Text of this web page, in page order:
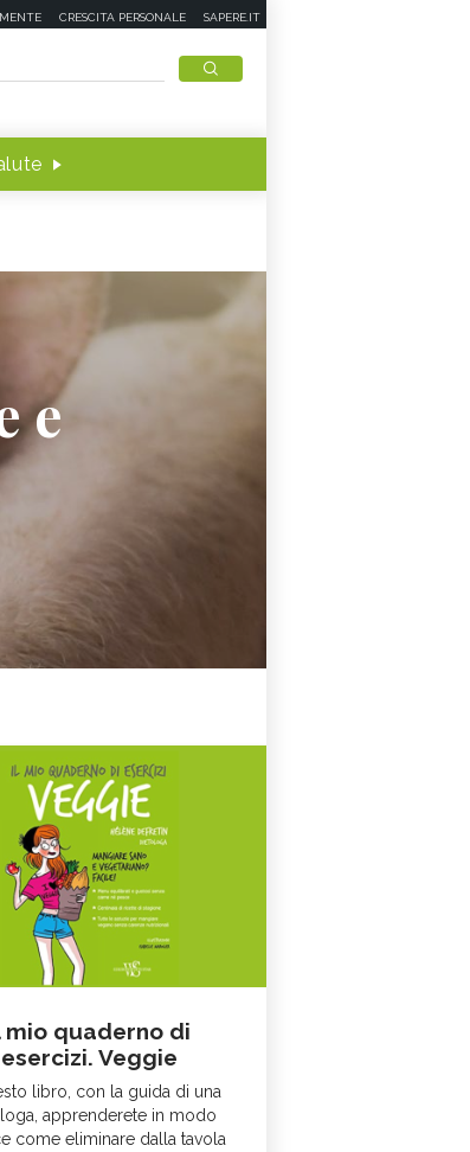
CRESCITA PERSONALE SAPERE.IT
e
mio quaderno di
esercizi. Veggie
libro, con la guida di una
apprenderete in modo
come eliminare dalla tavola